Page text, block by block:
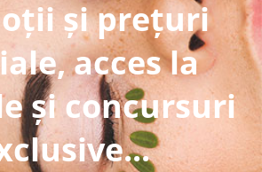
și prețuri
acces la
și concursuri